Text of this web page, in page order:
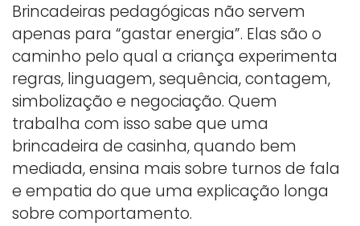
Brincadeiras pedagógicas não servem
apenas para “gastar energia”. Elas são o
caminho pelo qual a criança experimenta
regras, linguagem, sequência, contagem,
simbolização e negociação. Quem
trabalha com isso sabe que uma
brincadeira de casinha, quando bem
mediada, ensina mais sobre turnos de fala
e empatia do que uma explicação longa
sobre comportamento.